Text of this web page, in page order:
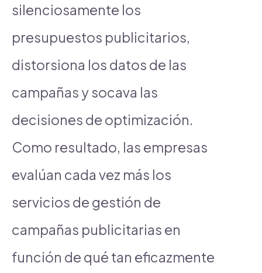
silenciosamente los
presupuestos publicitarios,
distorsiona los datos de las
campañas y socava las
decisiones de optimización.
Como resultado, las empresas
evalúan cada vez más los
servicios de gestión de
campañas publicitarias en
función de qué tan eficazmente